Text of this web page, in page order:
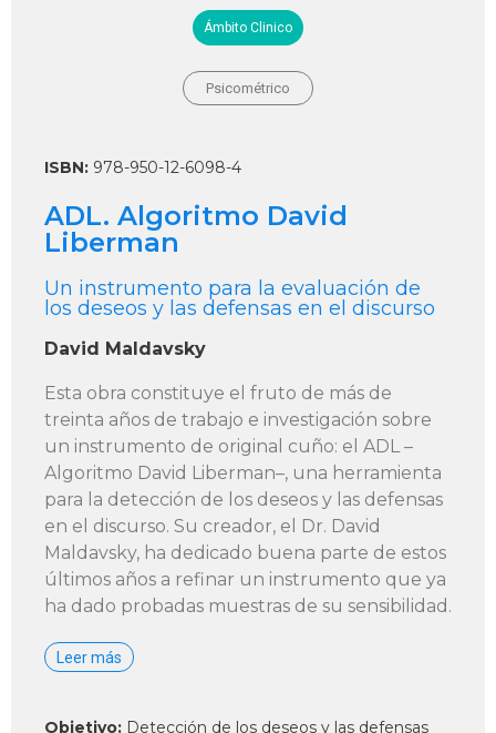
Ámbito Clinico
Psicométrico
ISBN: 978-950-12-6098-4
ADL. Algoritmo David
Liberman
Un instrumento para la evaluación de
los deseos y las defensas en el discurso
David Maldavsky
Esta obra constituye el fruto de más de
treinta años de trabajo e investigación sobre
un instrumento de original cuño: el ADL –
Algoritmo David Liberman–, una herramienta
para la detección de los deseos y las defensas
en el discurso. Su creador, el Dr. David
Maldavsky, ha dedicado buena parte de estos
últimos años a refinar un instrumento que ya
ha dado probadas muestras de su sensibilidad.
Leer más
Objetivo: Detección de los deseos y las defensas